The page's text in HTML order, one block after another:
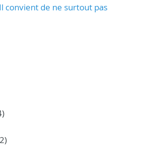
convient de ne surtout pas